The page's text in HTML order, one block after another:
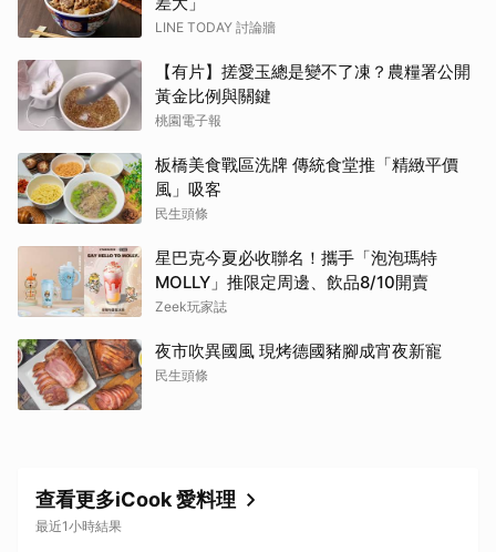
LINE TODAY 討論牆
【有片】搓愛玉總是變不了凍？農糧署公開
黃金比例與關鍵
桃園電子報
板橋美食戰區洗牌 傳統食堂推「精緻平價
風」吸客
民生頭條
星巴克今夏必收聯名！攜手「泡泡瑪特
MOLLY」推限定周邊、飲品8/10開賣
Zeek玩家誌
夜市吹異國風 現烤德國豬腳成宵夜新寵
民生頭條
查看更多iCook 愛料理
最近1小時結果